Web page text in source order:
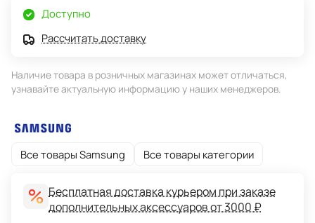
Доступно
Рассчитать доставку
Наличие товара в розничных магазинах может отличаться,
узнавайте актуальную информацию у наших менеджеров.
Все товары Samsung Все товары категории
Бесплатная доставка курьером при заказе
дополнительных аксессуаров от 3000 ₽